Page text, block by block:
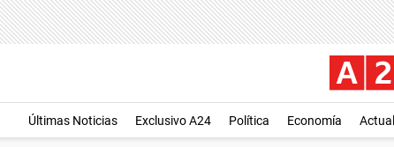
Últimas Noticias Exclusivo A24 Política Economía